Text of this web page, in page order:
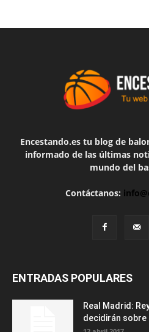
Encestando.es tu blog de
informado de las últimas
mundo del
Contáctanos:
ENTRADAS POPULARES
Real Madrid:
decidirán sobre